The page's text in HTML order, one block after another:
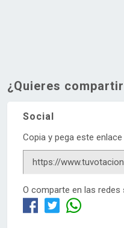
¿Quieres
Social
Copia y pega este
O comparte en las redes